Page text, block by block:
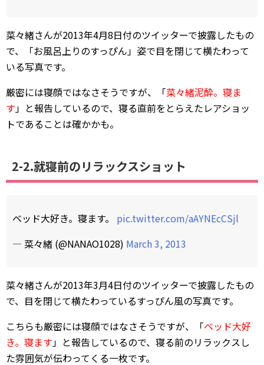
菜々緒さんが2013年4月8日付のツイッターで披露したもの
で、「お風呂上りのすっぴん」姿で目を閉じて横たわって
いる写真です。
厳密には寝顔ではなさそうですが、「菜々緒泥酔。寝ま
す」と報告しているので、寝る直前をとらえたレアショッ
トであることは確かかも。
2-2.就寝前のリラックスショット
ベッド大好き。寝ます。 pic.twitter.com/aAYNEcCSjl
— 菜々緒 (@NANAO1028) March 3, 2013
菜々緒さんが2013年3月4日付のツイッターで披露したもの
で、目を閉じて横たわっているすっぴん風の写真です。
こちらも厳密には寝顔ではなさそうですが、「ベッド大好
き。寝ます」と報告しているので、寝る前のリラックスし
た雰囲気が伝わってくる一枚です。